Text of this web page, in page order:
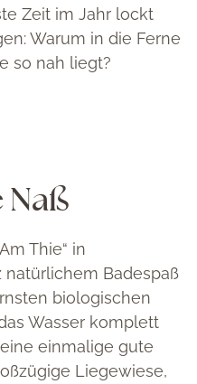
Zeit im Jahr lockt
Warum in die Ferne
so nah liegt?
Naß
Thie“ in
Badespaß
biologischen
Wasser komplett
einmalige gute
Liegewiese,